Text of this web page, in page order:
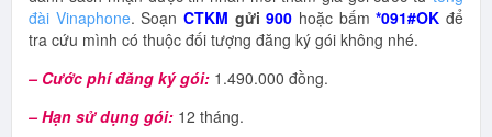
đài Vinaphone. SoạnCTKM gửi900 hoặc bấm*091#OK để
tra cứu mình có thuộc đối tượng đăng ký gói không nhé.
– Cước phí đăng ký gói: 1.490.000 đồng.
– Hạn sử dụng gói: 12 tháng.